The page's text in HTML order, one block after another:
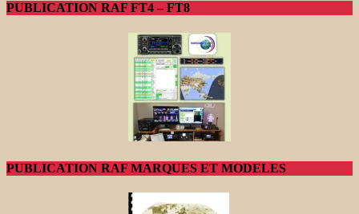
PUBLICATION RAF FT4 – FT8
PUBLICATION RAF MARQUES ET MODELES